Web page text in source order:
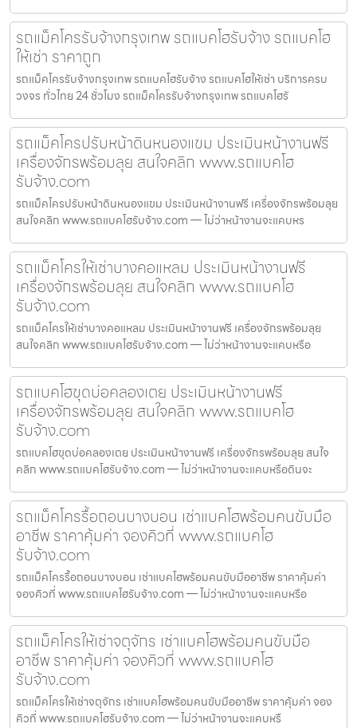
รถแม็คโครรับจ้างกรุงเทพ รถแบคโฮรับจ้าง รถแบคโฮ
ให้เช่า ราคาถูก
รถแม็คโครรับจ้างกรุงเทพ รถแบคโฮรับจ้าง รถแบคโฮให้เช่า บริการครบ
วงจร ทั่วไทย 24 ชั่วโมง รถแม็คโครรับจ้างกรุงเทพ รถแบคโฮรั
รถแม็คโครปรับหน้าดินหนองแขม ประเมินหน้างานฟรี
เครื่องจักรพร้อมลุย สนใจคลิก www.รถแบคโฮ
รับจ้าง.com
รถแม็คโครปรับหน้าดินหนองแขม ประเมินหน้างานฟรี เครื่องจักรพร้อมลุย
สนใจคลิก www.รถแบคโฮรับจ้าง.com — ไม่ว่าหน้างานจะแคบหร
รถแม็คโครให้เช่าบางคอแหลม ประเมินหน้างานฟรี
เครื่องจักรพร้อมลุย สนใจคลิก www.รถแบคโฮ
รับจ้าง.com
รถแม็คโครให้เช่าบางคอแหลม ประเมินหน้างานฟรี เครื่องจักรพร้อมลุย
สนใจคลิก www.รถแบคโฮรับจ้าง.com — ไม่ว่าหน้างานจะแคบหรือ
รถแบคโฮขุดบ่อคลองเตย ประเมินหน้างานฟรี
เครื่องจักรพร้อมลุย สนใจคลิก www.รถแบคโฮ
รับจ้าง.com
รถแบคโฮขุดบ่อคลองเตย ประเมินหน้างานฟรี เครื่องจักรพร้อมลุย สนใจ
คลิก www.รถแบคโฮรับจ้าง.com — ไม่ว่าหน้างานจะแคบหรือดินจะ
รถแม็คโครรื้อถอนบางบอน เช่าแบคโฮพร้อมคนขับมือ
อาชีพ ราคาคุ้มค่า จองคิวที่ www.รถแบคโฮ
รับจ้าง.com
รถแม็คโครรื้อถอนบางบอน เช่าแบคโฮพร้อมคนขับมืออาชีพ ราคาคุ้มค่า
จองคิวที่ www.รถแบคโฮรับจ้าง.com — ไม่ว่าหน้างานจะแคบหรือ
รถแม็คโครให้เช่าจตุจักร เช่าแบคโฮพร้อมคนขับมือ
อาชีพ ราคาคุ้มค่า จองคิวที่ www.รถแบคโฮ
รับจ้าง.com
รถแม็คโครให้เช่าจตุจักร เช่าแบคโฮพร้อมคนขับมืออาชีพ ราคาคุ้มค่า จอง
คิวที่ www.รถแบคโฮรับจ้าง.com — ไม่ว่าหน้างานจะแคบหรื